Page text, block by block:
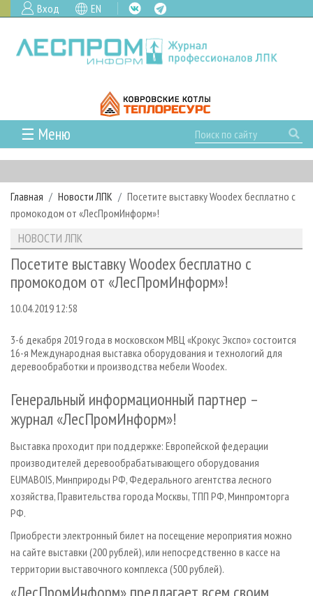
Вход EN
☰ Меню
ГЛАВНАЯ
РУБРИКИ И ТЕМЫ
РУБРИКИ ЖУРНАЛА
ЛЕСОЗАГОТОВКА
ЛЕСОПИЛЕНИЕ
ПРОИЗВОДСТВО ДРЕВЕСНЫХ ПЛИТ
ДЕРЕВЯННОЕ ДОМОСТРОЕНИЕ
ПРОИЗВОДСТВО МЕБЕЛИ
БИОЭНЕРГЕТИКА
ИНСТРУМЕНТ И МАТЕРИАЛЫ
НОВОСТИ
НОВОСТИ ЛПК
НОВОСТИ ЖУРНАЛА
ПРОЕКТЫ ЛПИ
АНАЛИТИКА
ПРЕДПРИЯТИЯ ЛПК
МОБИЛЬНЫЕ ВЫСТАВКИ
ОФИЦИАЛЬНЫЕ ДЕЛЕГАЦИИ
ПРИОРИТЕТНЫЕ ИНВЕСТПРОЕКТЫ
RUSSIAN FORESTRY REVIEW
БИБЛИОТЕКА СПЕЦИАЛИСТА
АРХИВ ЖУРНАЛОВ
О ЖУРНАЛЕ
ПОДПИСКА
РЕКЛАМОДАТЕЛЯМ
РЕКЛАМА НА САЙТЕ
Главная Новости ЛПК
Посетите выставку Woodex бесплатно с
промокодом от «ЛесПромИнформ»!
НОВОСТИ ЛПК
Посетите выставку Woodex бесплатно с
промокодом от «ЛесПромИнформ»!
10.04.2019 12:58
3-6 декабря 2019 года в московском МВЦ «Крокус Экспо» состоится
16-я Международная выставка оборудования и технологий для
деревообработки и производства мебели Woodex.
Генеральный информационный партнер –
журнал «ЛесПромИнформ»!
Выставка проходит при поддержке: Европейской федерации
производителей деревообрабатывающего оборудования
EUMABOIS, Минприроды РФ, Федерального агентства лесного
хозяйства, Правительства города Москвы, ТПП РФ, Минпромторга
РФ.
Приобрести электронный билет на посещение мероприятия можно
на сайте выставки (200 рублей), или непосредственно в кассе на
территории выставочного комплекса (500 рублей).